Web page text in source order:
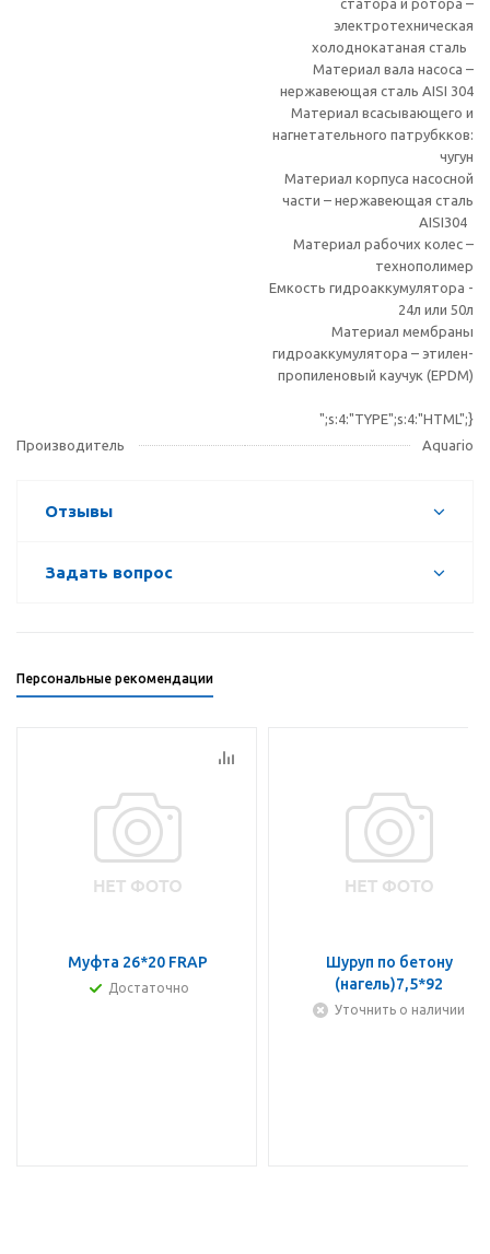
статора и ротора –
электротехническая
холоднокатаная сталь
Материал вала насоса –
нержавеющая сталь AISI 304
Материал всасывающего и
нагнетательного патрубкков:
чугун
Материал корпуса насосной
части – нержавеющая сталь
AISI304
Материал рабочих колес –
технополимер
Емкость гидроаккумулятора -
24л или 50л
Материал мембраны
гидроаккумулятора – этилен-
пропиленовый каучук (EPDM)
";s:4:"TYPE";s:4:"HTML";}
Производитель
Aquario
Отзывы
Задать вопрос
Персональные рекомендации
Муфта 26*20 FRAP
Достаточно
Шуруп по бетону
(нагель)7,5*92
Уточнить о наличии